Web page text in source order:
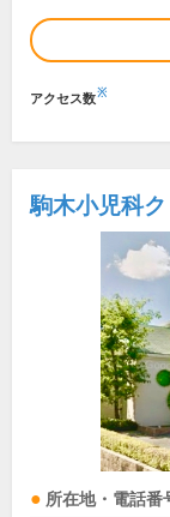
アクセス数※
駒木小児科
所在地・電話番